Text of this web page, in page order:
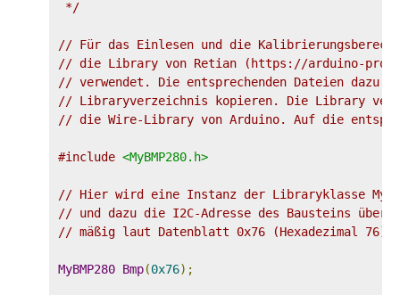
*/
// Für das Einlesen und die
// die Library von Retian (https://arduino-
// verwendet. Die entsprechenden Dateien dazu
// Libraryverzeichnis kopieren. Die Library
// die Wire-Library von Arduino. Auf die
#include <MyBMP280.h>
// Hier wird eine Instanz der Libraryklasse
// und dazu die I2C-Adresse des Bausteins
// mäßig laut Datenblatt 0x76 (Hexadezimal 76).
MyBMP280 Bmp(0x76);